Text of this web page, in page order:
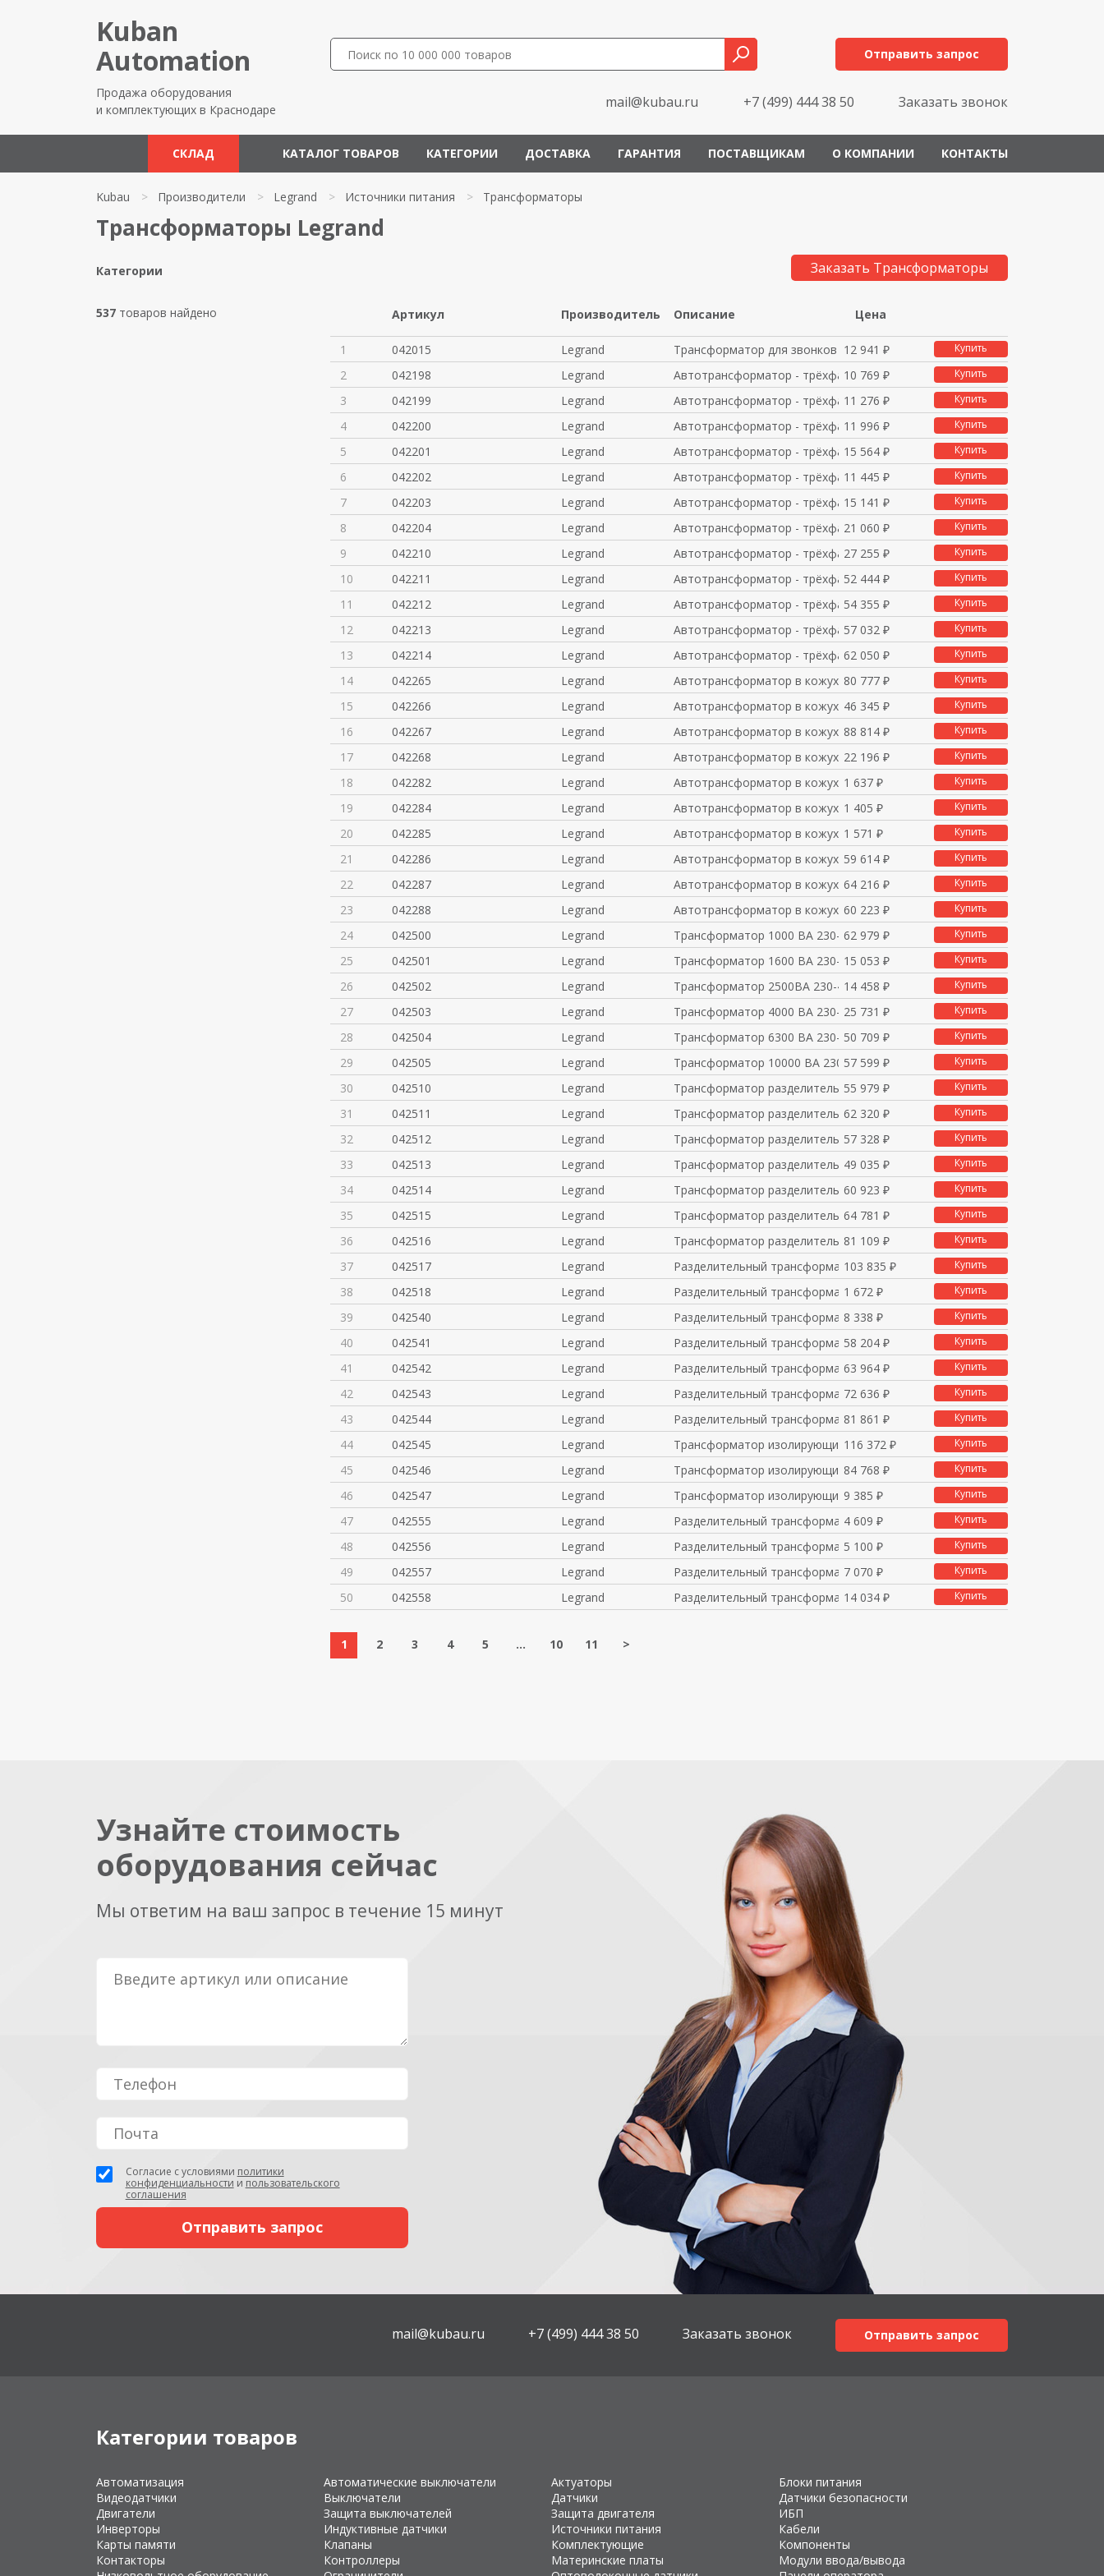
Kuban
Automation
Продажа оборудования
и комплектующих в Краснодаре
Отправить запрос
mail@kubau.ru +7 (499) 444 38 50 Заказать звонок
СКЛАД КАТАЛОГ ТОВАРОВ КАТЕГОРИИ ДОСТАВКА ГАРАНТИЯ ПОСТАВЩИКАМ О КОМПАНИИ КОНТАКТЫ
Kubau > Производители > Legrand > Источники питания > Трансформаторы
Трансформаторы Legrand
Категории
537 товаров найдено
Заказать Трансформаторы
Артикул Производитель Описание Цена
1 042015 Legrand Трансформатор для звонков 230/12 941 ₽ Купить
2 042198 Legrand Автотрансформатор - трёхфазный
10 769 ₽ Купить
3 042199 Legrand Автотрансформатор - трёхфазный
11 276 ₽ Купить
4 042200 Legrand Автотрансформатор - трёхфазный
11 996 ₽ Купить
5 042201 Legrand Автотрансформатор - трёхфазный
15 564 ₽ Купить
6 042202 Legrand Автотрансформатор - трёхфазный
11 445 ₽ Купить
7 042203 Legrand Автотрансформатор - трёхфазный
15 141 ₽ Купить
8 042204 Legrand Автотрансформатор - трёхфазный
21 060 ₽ Купить
9 042210 Legrand Автотрансформатор - трёхфазный
27 255 ₽ Купить
10 042211 Legrand Автотрансформатор - трёхфазный
52 444 ₽ Купить
11 042212 Legrand Автотрансформатор - трёхфазный
54 355 ₽ Купить
12 042213 Legrand Автотрансформатор - трёхфазный
57 032 ₽ Купить
13 042214 Legrand Автотрансформатор - трёхфазный
62 050 ₽ Купить
14 042265 Legrand Автотрансформатор в кожухе 315
80 777 ₽ Купить
15 042266 Legrand Автотрансформатор в кожухе 400
46 345 ₽ Купить
16 042267 Legrand Автотрансформатор в кожухе 630
88 814 ₽ Купить
17 042268 Legrand Автотрансформатор в кожухе 800
22 196 ₽ Купить
18 042282 Legrand Автотрансформатор в кожухе 250
1 637 ₽ Купить
19 042284 Legrand Автотрансформатор в кожухе 500
1 405 ₽ Купить
20 042285 Legrand Автотрансформатор в кожухе 750
1 571 ₽ Купить
21 042286 Legrand Автотрансформатор в кожухе 100
59 614 ₽ Купить
22 042287 Legrand Автотрансформатор в кожухе 150
64 216 ₽ Купить
23 042288 Legrand Автотрансформатор в кожухе 200
60 223 ₽ Купить
24 042500 Legrand Трансформатор 1000 ВА 230-400/62 979 ₽ Купить
25 042501 Legrand Трансформатор 1600 ВА 230-400/15 053 ₽ Купить
26 042502 Legrand Трансформатор 2500ВА 230-400/114 458 ₽ Купить
27 042503 Legrand Трансформатор 4000 ВА 230-400/25 731 ₽ Купить
28 042504 Legrand Трансформатор 6300 ВА 230-400/50 709 ₽ Купить
29 042505 Legrand Трансформатор 10000 ВА 230-40057 599 ₽ Купить
30 042510 Legrand Трансформатор разделительный в
55 979 ₽ Купить
31 042511 Legrand Трансформатор разделительный в
62 320 ₽ Купить
32 042512 Legrand Трансформатор разделительный в
57 328 ₽ Купить
33 042513 Legrand Трансформатор разделительный в
49 035 ₽ Купить
34 042514 Legrand Трансформатор разделительный в
60 923 ₽ Купить
35 042515 Legrand Трансформатор разделительный в
64 781 ₽ Купить
36 042516 Legrand Трансформатор разделительный в
81 109 ₽ Купить
37 042517 Legrand Разделительный трансформатор -103 835 ₽ Купить
38 042518 Legrand Разделительный трансформатор -
1 672 ₽ Купить
39 042540 Legrand Разделительный трансформатор -
8 338 ₽ Купить
40 042541 Legrand Разделительный трансформатор -
58 204 ₽ Купить
41 042542 Legrand Разделительный трансформатор -
63 964 ₽ Купить
42 042543 Legrand Разделительный трансформатор -
72 636 ₽ Купить
43 042544 Legrand Разделительный трансформатор -
81 861 ₽ Купить
44 042545 Legrand Трансформатор изолирующий с эк116 372 ₽ Купить
45 042546 Legrand Трансформатор изолирующий с эк
84 768 ₽ Купить
46 042547 Legrand Трансформатор изолирующий с эк
9 385 ₽ Купить
47 042555 Legrand Разделительный трансформатор -
4 609 ₽ Купить
48 042556 Legrand Разделительный трансформатор -
5 100 ₽ Купить
49 042557 Legrand Разделительный трансформатор -
7 070 ₽ Купить
50 042558 Legrand Разделительный трансформатор -
14 034 ₽ Купить
1 2 3 4 5 ... 10 11 >
Узнайте стоимость
оборудования сейчас
Мы ответим на ваш запрос в течение 15 минут
Согласие с условиями политики
конфиденциальности и пользовательского
соглашения
mail@kubau.ru +7 (499) 444 38 50 Заказать звонок Отправить запрос
Категории товаров
Автоматизация Автоматические выключатели Актуаторы
Блоки питания
Видеодатчики
Выключатели Датчики
Датчики безопасности
Двигатели
Защита выключателей Защита двигателя
ИБП
Инверторы
Индуктивные датчики Источники питания
Кабели
Карты памяти
Клапаны Комплектующие
Компоненты
Контакторы
Контроллеры Материнские платы
Модули ввода/вывода